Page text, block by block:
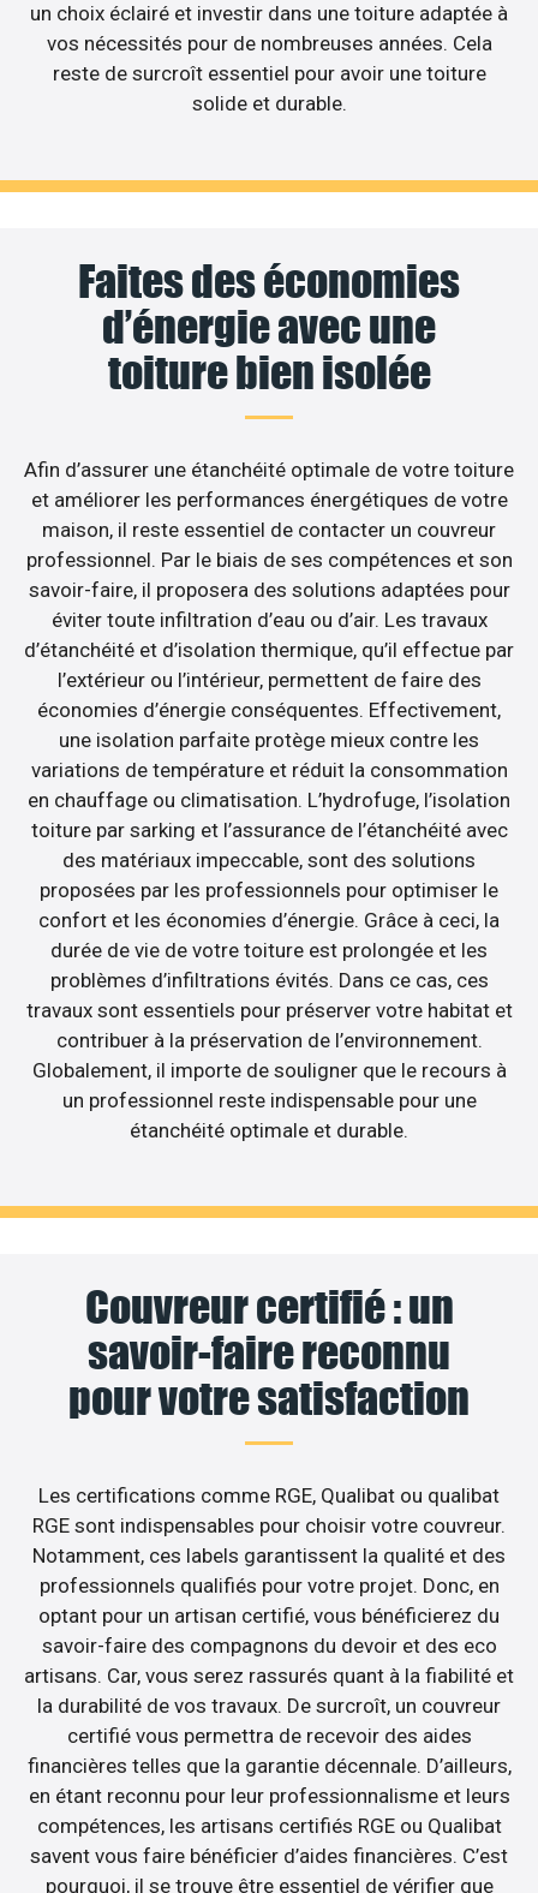
un choix éclairé et investir dans une toiture adaptée à
vos nécessités pour de nombreuses années. Cela
reste de surcroît essentiel pour avoir une toiture
solide et durable.
Faites des économies
d’énergie avec une
toiture bien isolée
Afin d’assurer une étanchéité optimale de votre toiture
et améliorer les performances énergétiques de votre
maison, il reste essentiel de contacter un couvreur
professionnel. Par le biais de ses compétences et son
savoir-faire, il proposera des solutions adaptées pour
éviter toute infiltration d’eau ou d’air. Les travaux
d’étanchéité et d’isolation thermique, qu’il effectue par
l’extérieur ou l’intérieur, permettent de faire des
économies d’énergie conséquentes. Effectivement,
une isolation parfaite protège mieux contre les
variations de température et réduit la consommation
en chauffage ou climatisation. L’hydrofuge, l’isolation
toiture par sarking et l’assurance de l’étanchéité avec
des matériaux impeccable, sont des solutions
proposées par les professionnels pour optimiser le
confort et les économies d’énergie. Grâce à ceci, la
durée de vie de votre toiture est prolongée et les
problèmes d’infiltrations évités. Dans ce cas, ces
travaux sont essentiels pour préserver votre habitat et
contribuer à la préservation de l’environnement.
Globalement, il importe de souligner que le recours à
un professionnel reste indispensable pour une
étanchéité optimale et durable.
Couvreur certifié : un
savoir-faire reconnu
pour votre satisfaction
Les certifications comme RGE, Qualibat ou qualibat
RGE sont indispensables pour choisir votre couvreur.
Notamment, ces labels garantissent la qualité et des
professionnels qualifiés pour votre projet. Donc, en
optant pour un artisan certifié, vous bénéficierez du
savoir-faire des compagnons du devoir et des eco
artisans. Car, vous serez rassurés quant à la fiabilité et
la durabilité de vos travaux. De surcroît, un couvreur
certifié vous permettra de recevoir des aides
financières telles que la garantie décennale. D’ailleurs,
en étant reconnu pour leur professionnalisme et leurs
compétences, les artisans certifiés RGE ou Qualibat
savent vous faire bénéficier d’aides financières. C’est
pourquoi, il se trouve être essentiel de vérifier que